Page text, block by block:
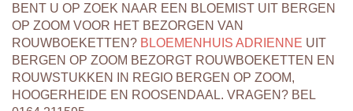
BENT U OP ZOEK NAAR EEN BLOEMIST UIT BERGEN
OP ZOOM VOOR HET BEZORGEN VAN
ROUWBOEKETTEN? BLOEMENHUIS ADRIENNE UIT
BERGEN OP ZOOM BEZORGT ROUWBOEKETTEN EN
ROUWSTUKKEN IN REGIO BERGEN OP ZOOM,
HOOGERHEIDE EN ROOSENDAAL. VRAGEN? BEL